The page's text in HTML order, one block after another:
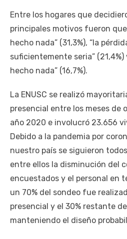
Entre los hogares que
principales motivos fueron
hecho nada” (31,3%), “la
suficientemente seria” (21,4%)
hecho nada” (16,7%).
La ENUSC se realizó
presencial entre los meses de
año 2020 e involucró 23.656
Debido a la pandemia por
nuestro país se siguieron
entre ellos la disminución del
encuestados y el personal en
un 70% del sondeo fue
presencial y el 30% restante
manteniendo el diseño